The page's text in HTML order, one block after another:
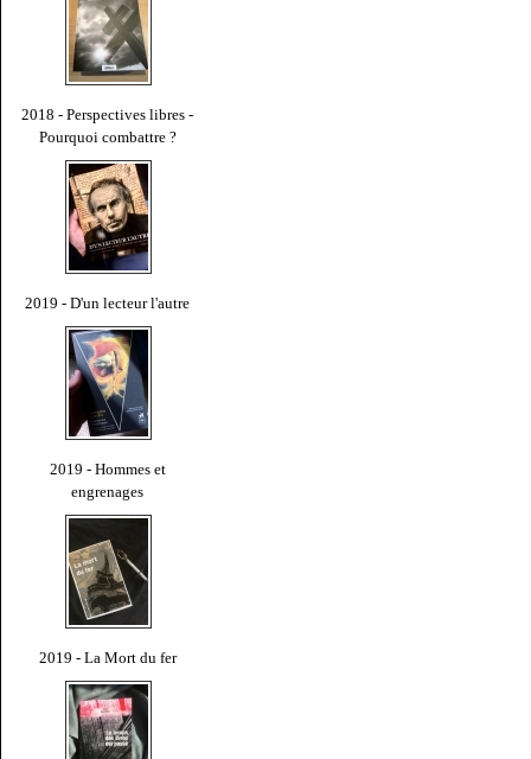
2018 - Perspectives libres -
Pourquoi combattre ?
2019 - D'un lecteur l'autre
2019 - Hommes et
engrenages
2019 - La Mort du fer